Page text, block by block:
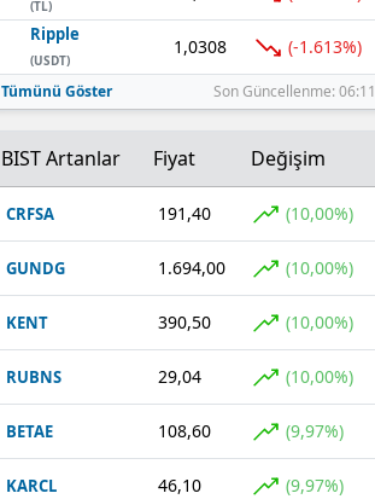
(TL)
Ripple
(USDT)
1,0308 (-1.613%)
Tümünü Göster Son Güncellenme: 06:11
BIST Artanlar Fiyat Değişim
CRFSA 191,40 (10,00%)
GUNDG 1.694,00 (10,00%)
KENT 390,50 (10,00%)
RUBNS 29,04 (10,00%)
BETAE 108,60 (9,97%)
KARCL 46,10 (9,97%)